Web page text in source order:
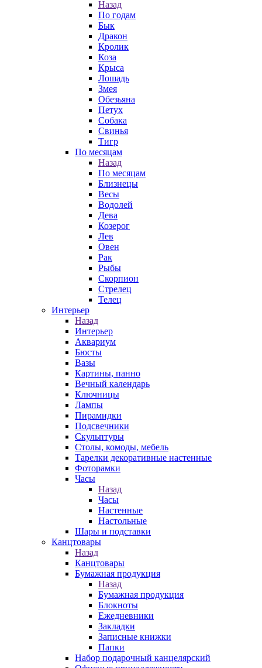
Назад
По годам
Бык
Дракон
Кролик
Коза
Крыса
Лошадь
Змея
Обезьяна
Петух
Собака
Свинья
Тигр
По месяцам
Назад
По месяцам
Близнецы
Весы
Водолей
Дева
Козерог
Лев
Овен
Рак
Рыбы
Скорпион
Стрелец
Телец
Интерьер
Назад
Интерьер
Аквариум
Бюсты
Вазы
Картины, панно
Вечный календарь
Ключницы
Лампы
Пирамидки
Подсвечники
Скульптуры
Столы, комоды, мебель
Тарелки декоративные настенные
Фоторамки
Часы
Назад
Часы
Настенные
Настольные
Шары и подставки
Канцтовары
Назад
Канцтовары
Бумажная продукция
Назад
Бумажная продукция
Блокноты
Ежедневники
Закладки
Записные книжки
Папки
Набор подарочный канцелярский